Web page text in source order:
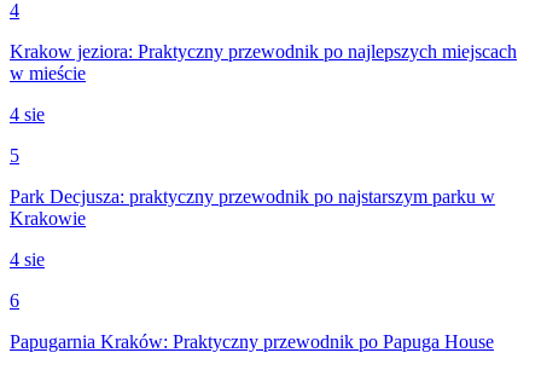
4
Krakow jeziora: Praktyczny przewodnik po najlepszych miejscach
w mieście
4 sie
5
Park Decjusza: praktyczny przewodnik po najstarszym parku w
Krakowie
4 sie
6
Papugarnia Kraków: Praktyczny przewodnik po Papuga House